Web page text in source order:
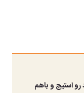
استیج و باهم